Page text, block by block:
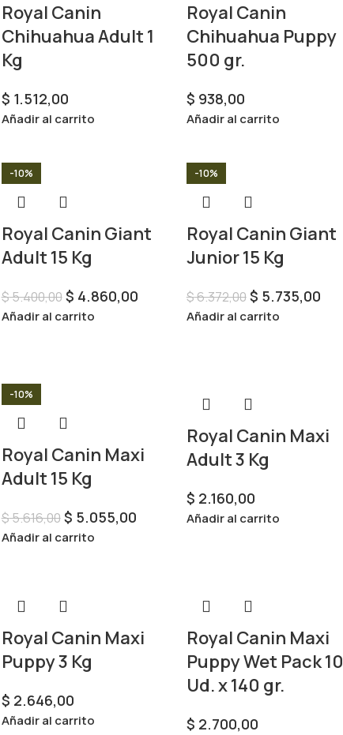
Royal Canin
Chihuahua Adult 1
Kg
$ 1.512,00
Añadir al carrito
Royal Canin
Chihuahua Puppy
500 gr.
$ 938,00
Añadir al carrito
-10%
Royal Canin Giant
Adult 15 Kg
$5.400,00$ 4.860,00
Añadir al carrito
-10%
Royal Canin Giant
Junior 15 Kg
$6.372,00$ 5.735,00
Añadir al carrito
-10%
Royal Canin Maxi
Adult 15 Kg
$5.616,00$ 5.055,00
Añadir al carrito
Royal Canin Maxi
Adult 3 Kg
$ 2.160,00
Añadir al carrito
Royal Canin Maxi
Puppy 3 Kg
$ 2.646,00
Añadir al carrito
Royal Canin Maxi
Puppy Wet Pack 10
Ud. x 140 gr.
$ 2.700,00